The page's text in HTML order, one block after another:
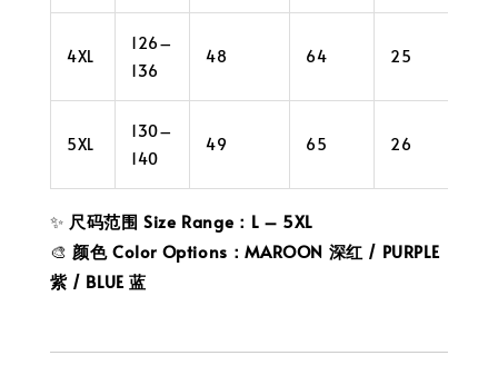
4XL
126–
136
48 64 25
5XL
130–
140
49 65 26
✨ 尺码范围 Size Range：L – 5XL
🎨 颜色 Color Options：MAROON 深红 / PURPLE
紫 / BLUE 蓝